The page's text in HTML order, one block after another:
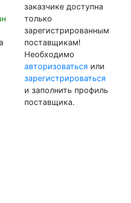
заказчике доступна
только
зарегистрированным
поставщикам!
Необходимо
авторизоваться или
зарегистрироваться
и заполнить профиль
поставщика.